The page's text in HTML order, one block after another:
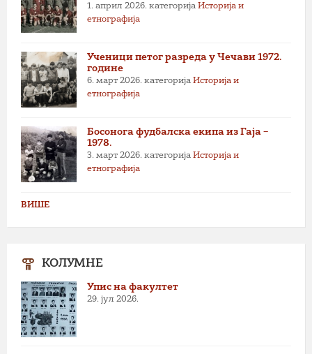
1. април 2026. категорија Историја и
етнографија
Ученици петог разреда у Чечави 1972.
године
6. март 2026. категорија Историја и
етнографија
Босонога фудбалска екипа из Гаја –
1978.
3. март 2026. категорија Историја и
етнографија
ВИШЕ
КОЛУМНЕ
Упис на факултет
29. јул 2026.